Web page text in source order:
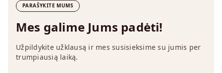
PARAŠYKITE MUMS
Mes galime Jums padėti!
Užpildykite užklausą ir mes susisieksime su jumis per
trumpiausią laiką.